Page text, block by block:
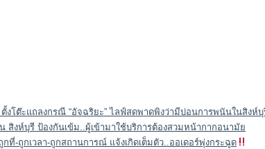
งโต๊ะแถลงกรณี “อัจฉริยะ” ไลฟ์สดพาดพิงว่ามีบ่อนการพนันในสิงห์บุ
สิงห์บุรี ป้องกันเข้ม..ผู้เข้ามาใช้บริการต้องสวมหน้ากากอนามัย
กที่-ถูกเวลา-ถูกสถานการณ์ แจ้งเกิดเต็มตัว..ออเดอร์พุ่งกระฉูด